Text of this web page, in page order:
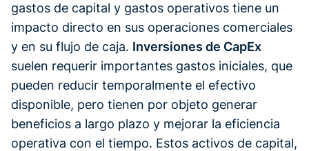
gastos de capital y gastos operativos tiene un
impacto directo en sus operaciones comerciales
y en su flujo de caja. Inversiones de CapEx
suelen requerir importantes gastos iniciales, que
pueden reducir temporalmente el efectivo
disponible, pero tienen por objeto generar
beneficios a largo plazo y mejorar la eficiencia
operativa con el tiempo. Estos activos de capital,